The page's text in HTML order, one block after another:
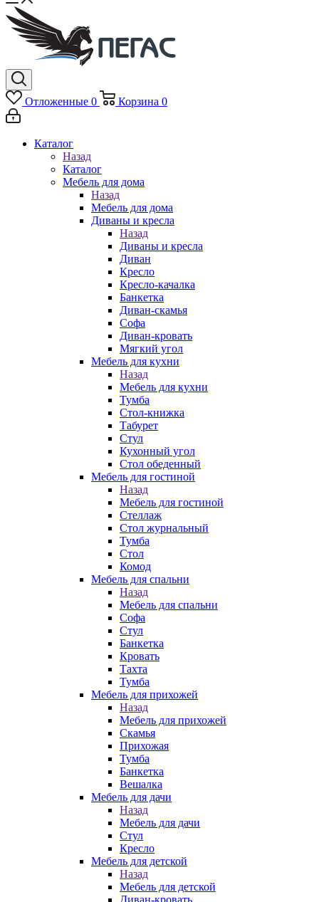
Отложенные 0 Корзина 0
Каталог
Назад
Каталог
Мебель для дома
Назад
Мебель для дома
Диваны и кресла
Назад
Диваны и кресла
Диван
Кресло
Кресло-качалка
Банкетка
Диван-скамья
Софа
Диван-кровать
Мягкий угол
Мебель для кухни
Назад
Мебель для кухни
Тумба
Стол-книжка
Табурет
Стул
Кухонный угол
Стол обеденный
Мебель для гостиной
Назад
Мебель для гостиной
Стеллаж
Стол журнальный
Тумба
Стол
Комод
Мебель для спальни
Назад
Мебель для спальни
Софа
Стул
Банкетка
Кровать
Тахта
Тумба
Мебель для прихожей
Назад
Мебель для прихожей
Скамья
Прихожая
Тумба
Банкетка
Вешалка
Мебель для дачи
Назад
Мебель для дачи
Стул
Кресло
Мебель для детской
Назад
Мебель для детской
Диван-кровать